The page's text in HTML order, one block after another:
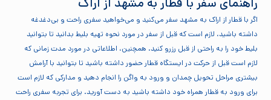
اگر با قطار از اراک به مشهد سفر می‌کنید و می‌خواهید سفری راحت و بی‌دغدغه
داشته باشید، لازم است که قبل از سفر در مورد نحوه تهیه بلیط بدانید تا بتوانید
بلیط خود را به راحتی از قبل رزرو کنید. همچنین، اطلاعاتی در مورد مدت زمانی که
لازم است قبل از حرکت در ایستگاه قطار حضور داشته باشید تا بتوانید با آرامش
بیشتری مراحل تحویل چمدان و ورود به واگن را انجام دهید و مدارکی که لازم است
برای ورود به قطار همراه خود داشته باشید به دست آورید. برای تجربه سفری راحت